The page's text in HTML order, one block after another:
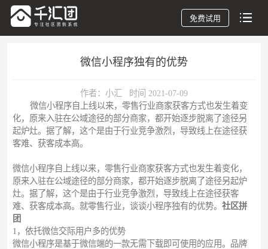
免费试用
微信小程序独有的优势
作者：小汇 时间 2021-07-09
微信小程序自上线以来，零售行业商家获客方式也发生着变
化，原来入驻在公域途径的部分商家，都开始逐步脱离了途径另
起炉灶。据了解，这个是由于行业竞争激烈，导致线上在途径获
客难、获客成本高。
微信小程序自上线以来，零售行业商家获客方式也发生着变化，
原来入驻在公域途径的部分商家，都开始逐步脱离了途径另起炉
灶。据了解，这个是由于行业竞争激烈，导致线上在途径获客
难、获客成本高。就零售行业，谈谈小程序独有的优势。社区拼
团
1，依托微信交际用户多的优势
微信小程序是基于微信端的一款无需下载即可使用的应用。品牌